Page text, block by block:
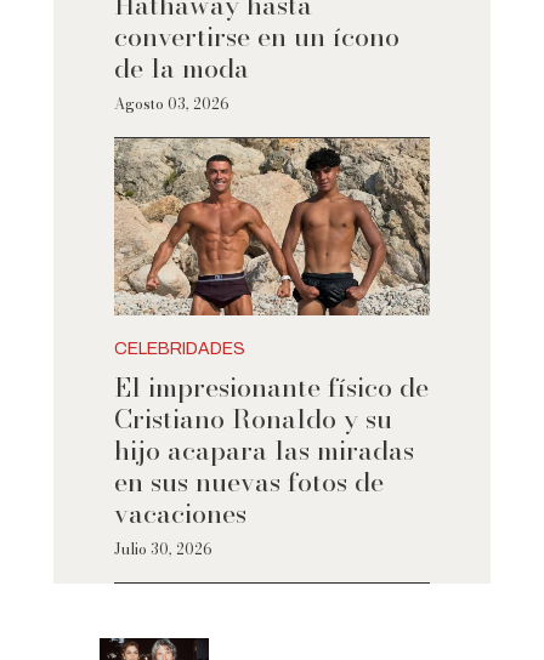
convertirse en un ícono
de la moda
Agosto 03, 2026
CELEBRIDADES
El impresionante físico de
Cristiano Ronaldo y su
hijo acapara las miradas
en sus nuevas fotos de
vacaciones
Julio 30, 2026